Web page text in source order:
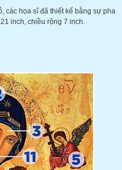
các họa sĩ đã thiết kế bằng sự pha
inch, chiều rộng 7 inch.